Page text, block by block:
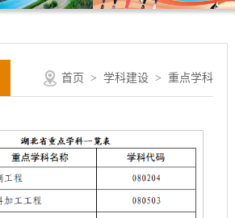
首页 > 学科建设> 重点学科